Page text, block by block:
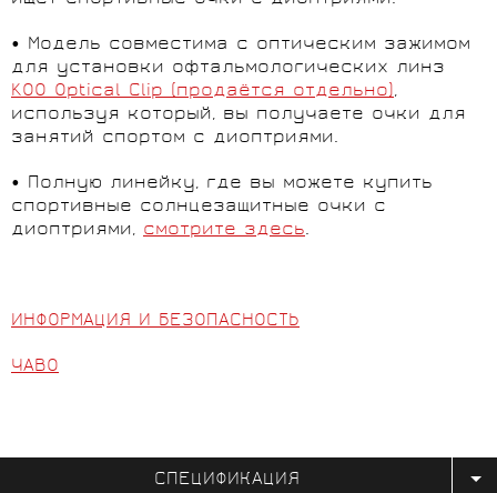
• Модель совместима с оптическим зажимом
для установки офтальмологических линз
KOO Optical Clip (продаётся отдельно),
используя который, вы получаете очки для
занятий спортом с диоптриями.
• Полную линейку, где вы можете купить
спортивные солнцезащитные очки с
диоптриями, смотрите здесь.
ИНФОРМАЦИЯ И БЕЗОПАСНОСТЬ
ЧАВО
СПЕЦИФИКАЦИЯ